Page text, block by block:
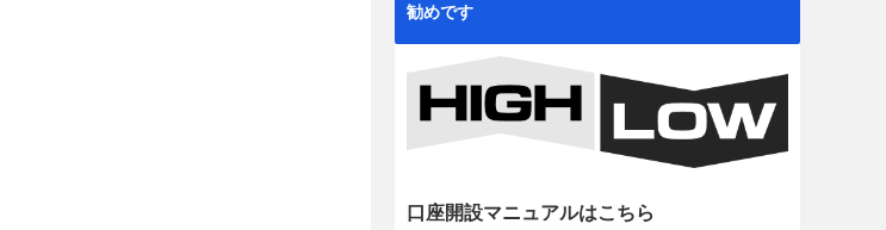
勧めです
口座開設マニュアルはこちら